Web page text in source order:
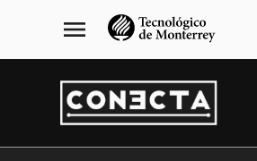
navegación
principal
menu